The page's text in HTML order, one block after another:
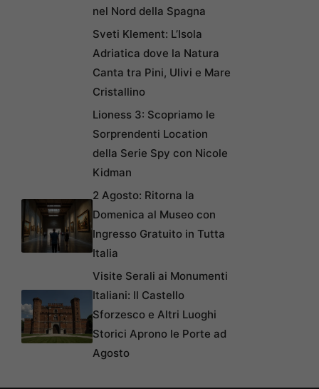
nel Nord della Spagna
Sveti Klement: L’Isola
Adriatica dove la Natura
Canta tra Pini, Ulivi e Mare
Cristallino
Lioness 3: Scopriamo le
Sorprendenti Location
della Serie Spy con Nicole
Kidman
2 Agosto: Ritorna la
Domenica al Museo con
Ingresso Gratuito in Tutta
Italia
Visite Serali ai Monumenti
Italiani: Il Castello
Sforzesco e Altri Luoghi
Storici Aprono le Porte ad
Agosto